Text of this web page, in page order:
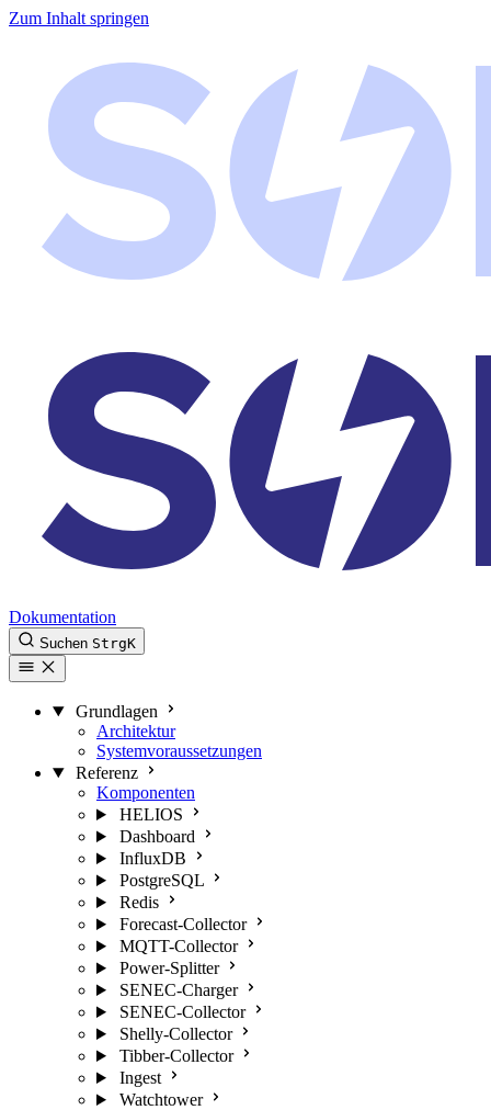
Zum Inhalt springen
Dokumentation
Suchen StrgK
Grundlagen
Architektur
Systemvoraussetzungen
Referenz
Komponenten
HELIOS
Dashboard
InfluxDB
PostgreSQL
Redis
Forecast-Collector
MQTT-Collector
Power-Splitter
SENEC-Charger
SENEC-Collector
Shelly-Collector
Tibber-Collector
Ingest
Watchtower